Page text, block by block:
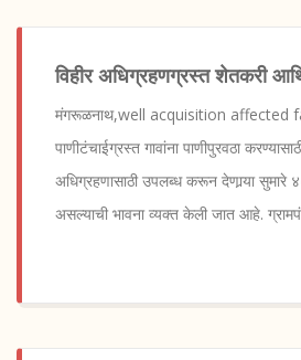
विहीर अधिग्रहणग्रस्त शेतकरी
मंगरूळनाथ,well acquisition affected
पाणीटंचाईग्रस्त गावांना पाणीपुरवठा
अधिग्रहणासाठी उपलब्ध करून देणार्‍या सुमारे
असल्याची भावना व्यक्त केली जात आहे.